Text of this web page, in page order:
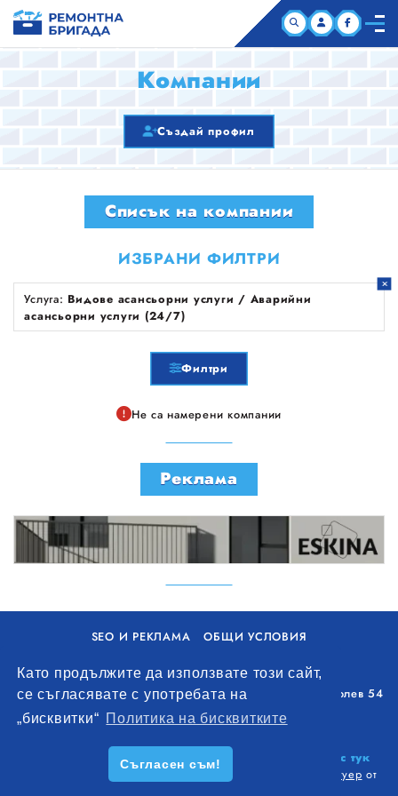
Като продължите да използвате този сайт,
се съгласявате с употребата на
„бисквитки“ Политика на бисквитките
Съгласен съм!
КОМПАНИИ
ЗА НАС
Компании
Създай профил
Списък на компании
ИЗБРАНИ ФИЛТРИ
Услуга: Видове асансьорни услуги / Аварийни
асансьорни услуги (24/7)
Филтри
Не са намерени компании
Реклама
SEO И РЕКЛАМА
ОБЩИ УСЛОВИЯ
Уолоу Интернешънъл ЕООД, гр. Варна, бул. Генерал Колев 54
+359 893 621 112
office@remontna-brigada.com
Създай профил на своя строителен бизнес тук
. Всички права запазени. Изработка на софтуер от